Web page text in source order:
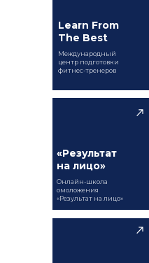
«Результат
на лицо»
Онлайн-школа
омоложения
«Результат на лицо»
Learn From
The Best
Международный
центр подготовки
фитнес-тренеров